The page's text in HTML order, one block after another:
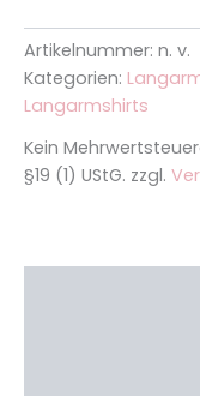
Artikelnummer: n. v.
Kategorien:
Langarmshirts
Kein
§19 (1) UStG. zzgl.